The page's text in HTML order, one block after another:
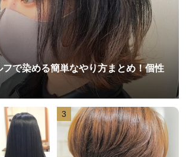
で染める簡単なやり方まとめ！個性
3